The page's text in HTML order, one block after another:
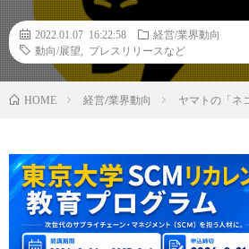
2022.01.07 16:22:58
経営/業界動向
動向/展望
プレスリリースなど
HOME 経営/業界動向 ヤマトの「ネ